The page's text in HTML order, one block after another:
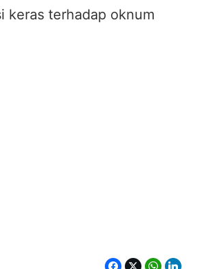
keras terhadap oknum